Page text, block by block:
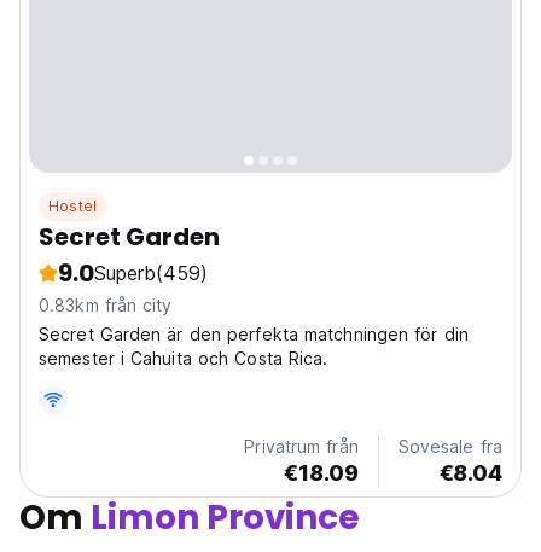
Hostel
Secret Garden
9.0Superb(459)
0.83km från city
Secret Garden är den perfekta matchningen för din
semester i Cahuita och Costa Rica.
Privatrum från
€18.09
Sovesale fra
€8.04
Om Limon Province